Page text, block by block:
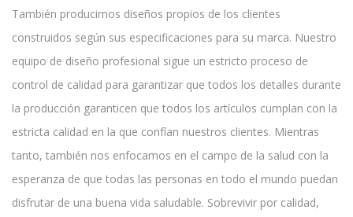
También producimos diseños propios de los clientes
construidos según sus especificaciones para su marca. Nuestro
equipo de diseño profesional sigue un estricto proceso de
control de calidad para garantizar que todos los detalles durante
la producción garanticen que todos los artículos cumplan con la
estricta calidad en la que confían nuestros clientes. Mientras
tanto, también nos enfocamos en el campo de la salud con la
esperanza de que todas las personas en todo el mundo puedan
disfrutar de una buena vida saludable. Sobrevivir por calidad,